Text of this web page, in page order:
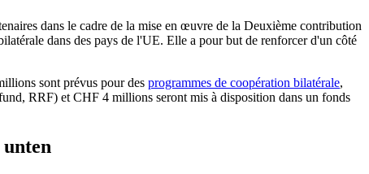
dans le cadre de la mise en œuvre de la Deuxième contribution
dans des pays de l'UE. Elle a pour but de renforcer d'un côté
sont prévus pour des programmes de coopération bilatérale,
RRF) et CHF 4 millions seront mis à disposition dans un fonds